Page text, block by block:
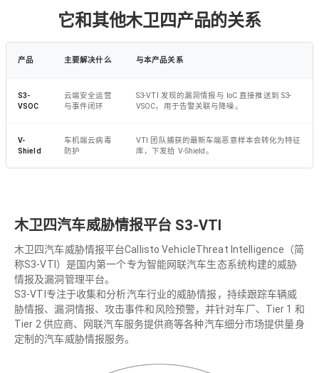
它和其他木卫四产品的关系
产品 主要解决什么 与本产品关系
S3-
VSOC
云端安全运营
与事件闭环
S3-VTI 发现的漏洞情报与 IoC 直接推送到 S3-
VSOC，用于告警关联与降噪。
V-
Shield
车机端云病毒
防护
VTI 团队捕获的最新车端恶意样本会转化为特征
库，下发给 V-Shield。
木卫四汽车威胁情报平台 S3-VTI
木卫四汽车威胁情报平台Callisto VehicleThreat Intelligence（简
称S3-VTI）是国内第一个专为智能网联汽车生态系统构建的威胁
情报及漏洞管理平台。
S3-VTI专注于收集和分析汽车行业的威胁情报，持续跟踪车辆威
胁情报、漏洞情报、攻击事件和风险预警，并针对车厂、Tier 1 和
Tier 2 供应商、网联汽车服务提供商等各种汽车细分市场提供量身
定制的汽车威胁情报服务。